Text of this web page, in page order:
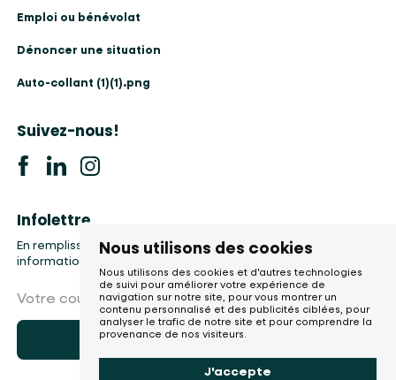
Nous utilisons des cookies
Nous utilisons des cookies et d'autres technologies
de suivi pour améliorer votre expérience de
navigation sur notre site, pour vous montrer un
contenu personnalisé et des publicités ciblées, pour
analyser le trafic de notre site et pour comprendre la
provenance de nos visiteurs.
J'accepte
Emploi ou bénévolat
Dénoncer une situation
Auto-collant (1)(1).png
Suivez-nous!
Infolettre
En remplissant le formulaire, vous accepter la collecte de vos
informations, etc.
Votre courriel
M'abonner